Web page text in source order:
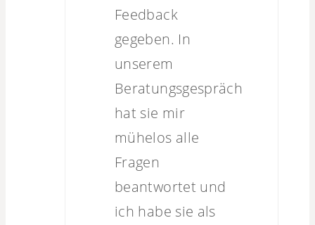
Feedback
gegeben. In
unserem
Beratungsgespräch
hat sie mir
mühelos alle
Fragen
beantwortet und
ich habe sie als